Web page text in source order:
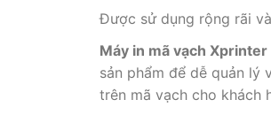
Được sử dụng rộng rãi
Máy in mã vạch
sản phẩm để dễ quản lý
trên mã vạch cho khách